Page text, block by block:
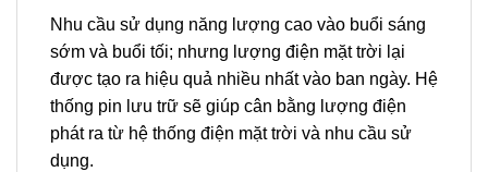
Nhu cầu sử dụng năng lượng cao vào buổi sáng
sớm và buổi tối; nhưng lượng điện mặt trời lại
được tạo ra hiệu quả nhiều nhất vào ban ngày. Hệ
thống pin lưu trữ sẽ giúp cân bằng lượng điện
phát ra từ hệ thống điện mặt trời và nhu cầu sử
dụng.